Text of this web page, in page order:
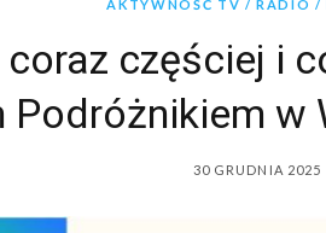
AKTYWNOŚĆ TV / RADIO /
częściej i
Podróżnikiem w
30 GRUDNIA 2025